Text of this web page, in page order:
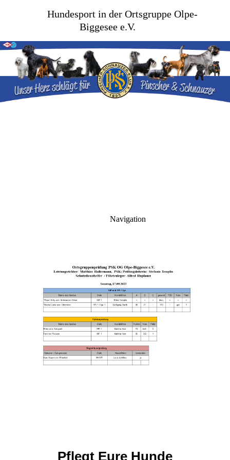
Hundesport in der Ortsgruppe Olpe-
Biggesee e.V.
Navigation
Pflegt Eure Hunde